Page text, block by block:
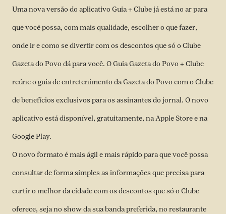
Uma nova versão do aplicativo Guia + Clube já está no ar para
que você possa, com mais qualidade, escolher o que fazer,
onde ir e como se divertir com os descontos que só o Clube
Gazeta do Povo dá para você. O Guia Gazeta do Povo + Clube
reúne o guia de entretenimento da Gazeta do Povo com o Clube
de benefícios exclusivos para os assinantes do jornal. O novo
aplicativo está disponível, gratuitamente, na Apple Store e na
Google Play.
O novo formato é mais ágil e mais rápido para que você possa
consultar de forma simples as informações que precisa para
curtir o melhor da cidade com os descontos que só o Clube
oferece, seja no show da sua banda preferida, no restaurante